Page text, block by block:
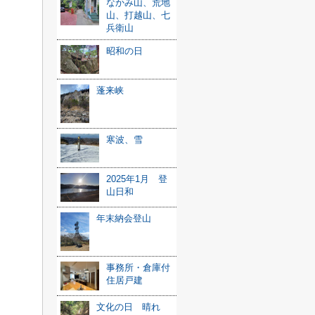
なかみ山、荒地
山、打越山、七
兵衛山
昭和の日
蓬来峡
寒波、雪
2025年1月 登
山日和
年末納会登山
事務所・倉庫付
住居戸建
文化の日 晴れ